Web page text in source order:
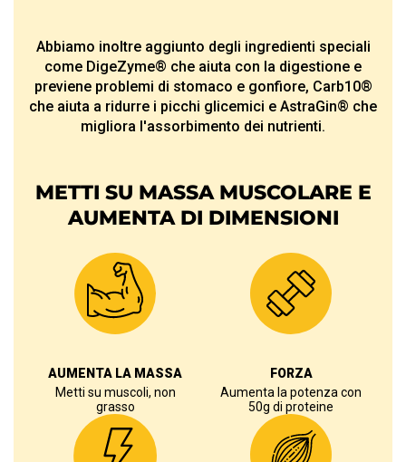
Abbiamo inoltre aggiunto degli ingredienti speciali
come DigeZyme® che aiuta con la digestione e
previene problemi di stomaco e gonfiore, Carb10®
che aiuta a ridurre i picchi glicemici e AstraGin® che
migliora l'assorbimento dei nutrienti.
METTI SU MASSA MUSCOLARE E
AUMENTA DI DIMENSIONI
AUMENTA LA MASSA
Metti su muscoli, non
grasso
FORZA
Aumenta la potenza con
50g di proteine